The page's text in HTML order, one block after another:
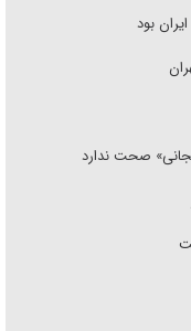
بود
صحت ندارد